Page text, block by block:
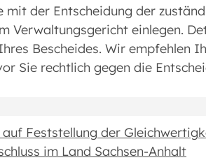
mit der Entscheidung der
Verwaltungsgericht einlegen.
Bescheides. Wir empfehlen
Sie rechtlich gegen die
Feststellung der
im Land Sachsen-Anhalt